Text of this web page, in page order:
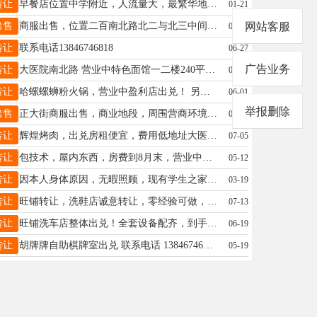
让 早餐店位置中学附近，人流量大，最繁华地带，新装修有档次。因家中突然有事。 95岁老人急需照顾，真的没办法经营了。想当老板的，不想给别人打工的，这是最好的机遇。15946158322 01-21
售 商服出售，位置二百南北路北二与北三中间，面积122平，一二楼，有房照可贷款。32.8万。楼房价买商服，中介勿扰☎:13555376777 02-10
让 联系电话13846746818 06-27
让 大医院南北路 营业中特色面馆一二楼240平烧烤店出兑 特色面馆 包教技术 位置好 敢角 门脸大 外面能摆大排档 接手就营业 一分钱不用添 低价吉兑 15145720345 07-31
让 哈螺螺蛳粉火锅，营业中盈利店出兑！ 另有生意忙不过来，整体打包转，设备技术全带，接手就干，可看流水，赚钱不用等，电话☎：13904555343 06-01
售 正大街商服出售，商业地段，周围营商环境非常好，交通便利人流量非常大，适合各种经营项目。正大街同源二期小区楼下。一、二楼，总面积 218 平方，价格美丽 电话13845349555 06-27
让 辉煌烤肉，出兑房租便宜，费用低地址大医院北五路口东20米路北联系电话18445534561 07-05
让 包技术，屋内东西，房费到8月末，营业中出兑4万，15245715511 05-12
让 因本人身体原因，无暇照顾，现有学生之家忍痛出兑，生源稳定，接手就挣钱，闲聊勿扰，诚心兑的打电话13091539546 03-19
让 旺铺转让，洗鞋店诚意转让，零经验可做，成熟洗鞋店带技术设备，整体转让，因家中老人生病，盈利中洗鞋店忍痛出让，地址：正大街，位置好！机会难得，非诚勿扰联系电话：13945548387 07-13
让 旺铺洗车店整体出兑！全套设备配齐，到手直接开店经营，紧挨广场、门市带二楼，附近小区多，现有稳定老客源，门店正常运营，一整年房租，有意者详谈。 电话：17504558221 06-19
让 胡牌牌自助棋牌室出兑 联系电话 13846746818 05-19
网站客服
广告业务
举报删除